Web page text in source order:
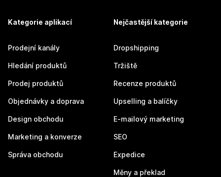
Kategorie aplikací
Prodejní kanály
Hledání produktů
Prodej produktů
Objednávky a doprava
Design obchodu
Marketing a konverze
Správa obchodu
Nejčastější kategorie
Dropshipping
Tržiště
Recenze produktů
Upselling a balíčky
E-mailový marketing
SEO
Expedice
Měny a překlad